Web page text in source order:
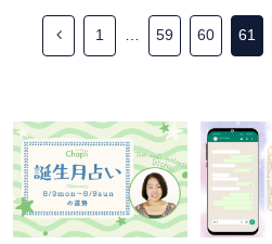
1 59 60 61